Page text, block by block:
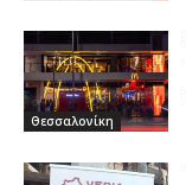
Θεσσαλονίκη